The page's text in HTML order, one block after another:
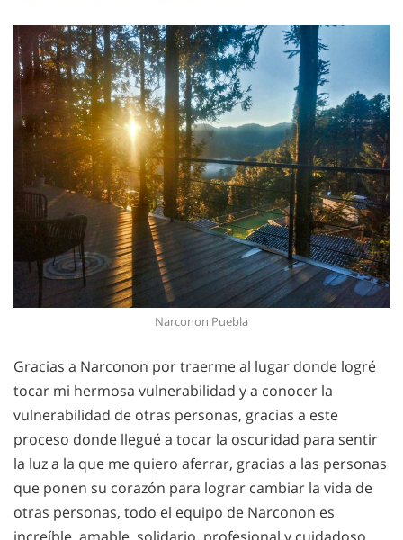
Narconon Puebla
Gracias a Narconon por traerme al lugar donde logré
tocar mi hermosa vulnerabilidad y a conocer la
vulnerabilidad de otras personas, gracias a este
proceso donde llegué a tocar la oscuridad para sentir
la luz a la que me quiero aferrar, gracias a las personas
que ponen su corazón para lograr cambiar la vida de
otras personas, todo el equipo de Narconon es